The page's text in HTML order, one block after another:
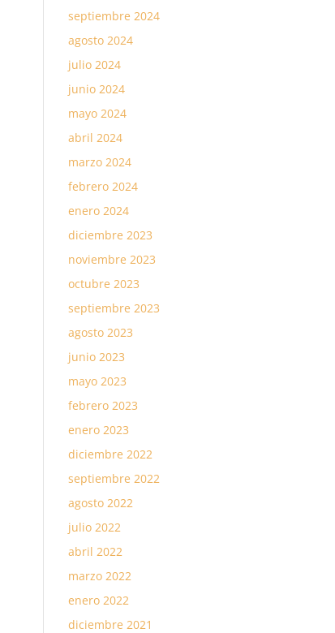
septiembre 2024
agosto 2024
julio 2024
junio 2024
mayo 2024
abril 2024
marzo 2024
febrero 2024
enero 2024
diciembre 2023
noviembre 2023
octubre 2023
septiembre 2023
agosto 2023
junio 2023
mayo 2023
febrero 2023
enero 2023
diciembre 2022
septiembre 2022
agosto 2022
julio 2022
abril 2022
marzo 2022
enero 2022
diciembre 2021